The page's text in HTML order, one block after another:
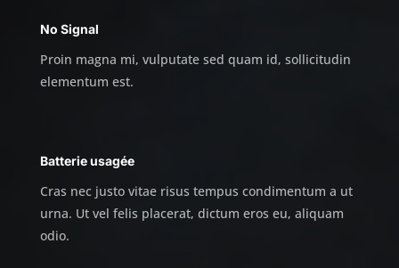
No Signal
Proin magna mi, vulputate sed quam id, sollicitudin
elementum est.
Batterie usagée
Cras nec justo vitae risus tempus condimentum a ut
urna. Ut vel felis placerat, dictum eros eu, aliquam
odio.